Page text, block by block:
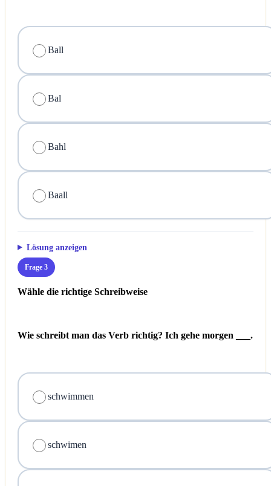
Ball
Bal
Bahl
Baall
Lösung anzeigen
Frage 3
Wähle die richtige Schreibweise
Wie schreibt man das Verb richtig? Ich gehe morgen ___.
schwimmen
schwimen